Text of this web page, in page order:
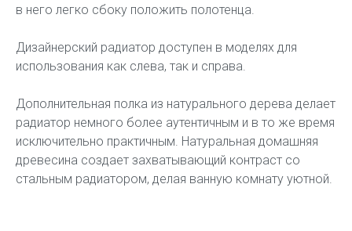
в него легко сбоку положить полотенца.
Дизайнерский радиатор доступен в моделях для
использования как слева, так и справа.
Дополнительная полка из натурального дерева делает
радиатор немного более аутентичным и в то же время
исключительно практичным. Натуральная домашняя
древесина создает захватывающий контраст со
стальным радиатором, делая ванную комнату уютной.